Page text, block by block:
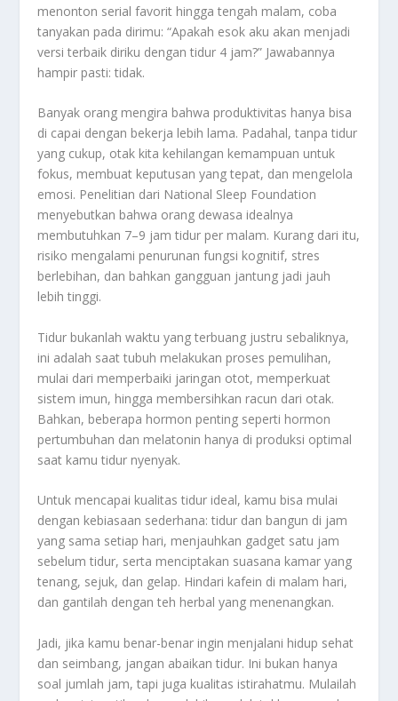
menonton serial favorit hingga tengah malam, coba
tanyakan pada dirimu: “Apakah esok aku akan menjadi
versi terbaik diriku dengan tidur 4 jam?” Jawabannya
hampir pasti: tidak.
Banyak orang mengira bahwa produktivitas hanya bisa
di capai dengan bekerja lebih lama. Padahal, tanpa tidur
yang cukup, otak kita kehilangan kemampuan untuk
fokus, membuat keputusan yang tepat, dan mengelola
emosi. Penelitian dari National Sleep Foundation
menyebutkan bahwa orang dewasa idealnya
membutuhkan 7–9 jam tidur per malam. Kurang dari itu,
risiko mengalami penurunan fungsi kognitif, stres
berlebihan, dan bahkan gangguan jantung jadi jauh
lebih tinggi.
Tidur bukanlah waktu yang terbuang justru sebaliknya,
ini adalah saat tubuh melakukan proses pemulihan,
mulai dari memperbaiki jaringan otot, memperkuat
sistem imun, hingga membersihkan racun dari otak.
Bahkan, beberapa hormon penting seperti hormon
pertumbuhan dan melatonin hanya di produksi optimal
saat kamu tidur nyenyak.
Untuk mencapai kualitas tidur ideal, kamu bisa mulai
dengan kebiasaan sederhana: tidur dan bangun di jam
yang sama setiap hari, menjauhkan gadget satu jam
sebelum tidur, serta menciptakan suasana kamar yang
tenang, sejuk, dan gelap. Hindari kafein di malam hari,
dan gantilah dengan teh herbal yang menenangkan.
Jadi, jika kamu benar-benar ingin menjalani hidup sehat
dan seimbang, jangan abaikan tidur. Ini bukan hanya
soal jumlah jam, tapi juga kualitas istirahatmu. Mulailah